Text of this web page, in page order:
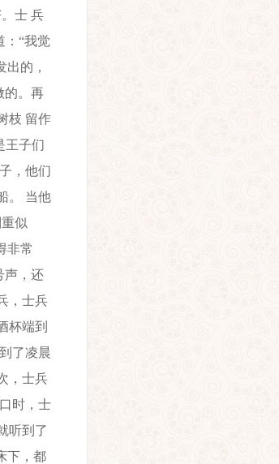
士 兵
：“我觉
的，
的。再
枝 留作
王子们
，他们
。 当他
似
非常
声，还
，士兵
杯端到
了凌晨
，士兵
时，士
听到了
下，都